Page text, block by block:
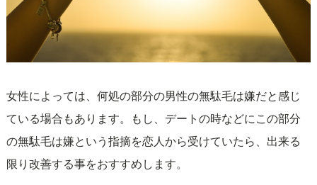
女性によっては、何処の部分の男性の無駄毛は嫌だと感じ
ている場合もあります。もし、デートの時などにこの部分
の無駄毛は嫌という指摘を恋人から受けていたら、出来る
限り改善する事をおすすめします。